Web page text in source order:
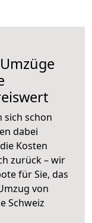
sich schon
dabei
Kosten
zurück – wir
für Sie, das
von
Schweiz